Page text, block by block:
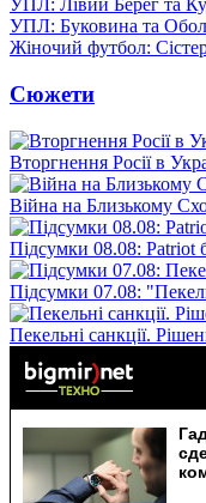
УПЛ: Лівий Берег та
УПЛ: Буковина та
Жіночий футбол:
Сюжети
Вторгнення Росії в
Війна на Близькому
Підсумки 08.08: Patriot
Підсумки 07.08:
Пекельні санкції.